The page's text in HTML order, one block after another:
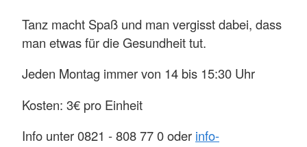
Tanz macht Spaß und man vergisst dabei, dass
man etwas für die Gesundheit tut.
Jeden Montag immer von 14 bis 15:30 Uhr
Kosten: 3€ pro Einheit
Info unter 0821 - 808 77 0 oder info-